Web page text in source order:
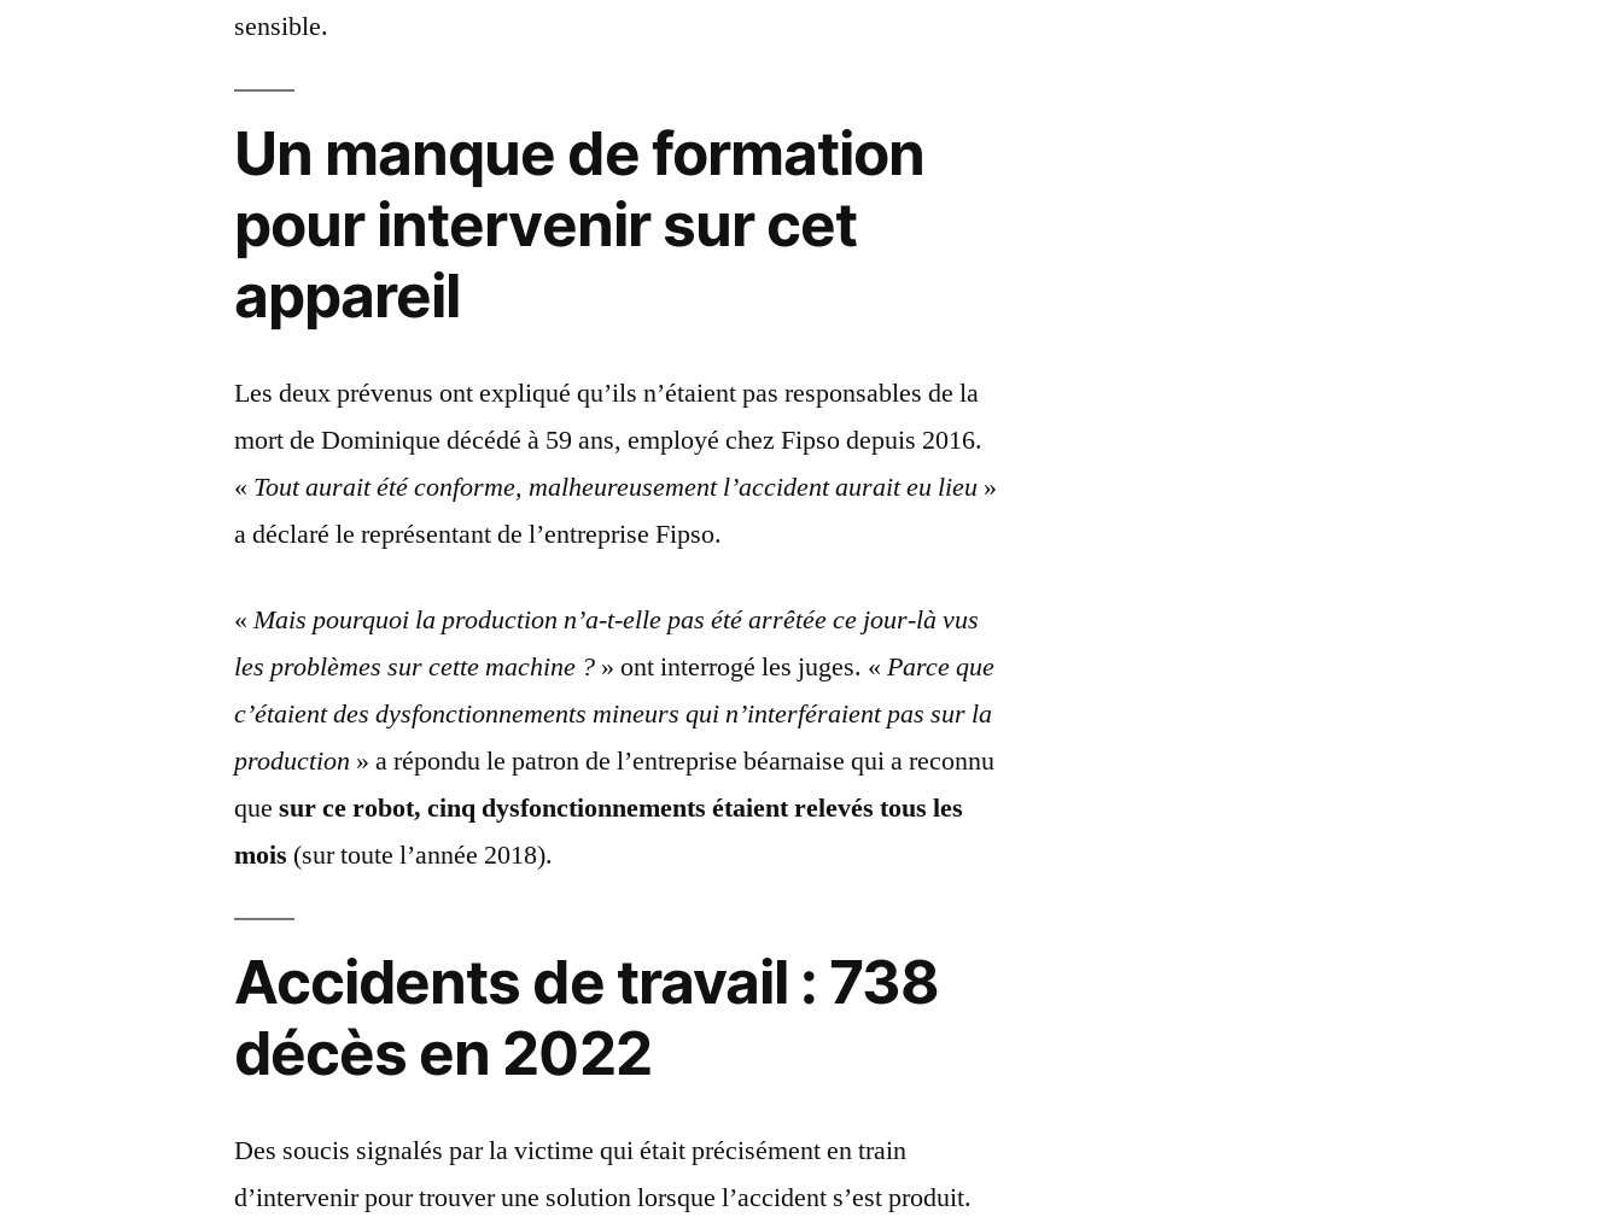
sensible.
Un manque de formation
pour intervenir sur cet
appareil
Les deux prévenus ont expliqué qu’ils n’étaient pas responsables de la
mort de Dominique décédé à 59 ans, employé chez Fipso depuis 2016.
« Tout aurait été conforme, malheureusement l’accident aurait eu lieu »
a déclaré le représentant de l’entreprise Fipso.
«Mais pourquoi la production n’a-t-elle pas été arrêtée ce jour-là vus
les problèmes sur cette machine ? » ont interrogé les juges. «Parce que
c’étaient des dysfonctionnements mineurs qui n’interféraient pas sur la
production » a répondu le patron de l’entreprise béarnaise qui a reconnu
quesur ce robot, cinq dysfonctionnements étaient relevés tous les
mois (sur toute l’année 2018).
Accidents de travail : 738
décès en 2022
Des soucis signalés par la victime qui était précisément en train
d’intervenir pour trouver une solution lorsque l’accident s’est produit.